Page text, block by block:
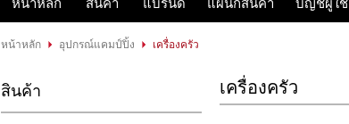
หน้าหลัก สินค้า แบรนด์ แผนกสินค้า บัญชีผู้ใช้
หน้าหลัก อุปกรณ์แคมป์ปิ้ง เครื่องครัว
สินค้า เครื่องครัว